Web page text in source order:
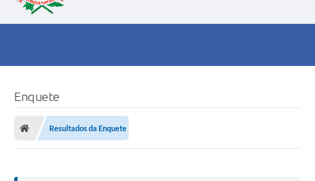
Enquete
Resultados da Enquete